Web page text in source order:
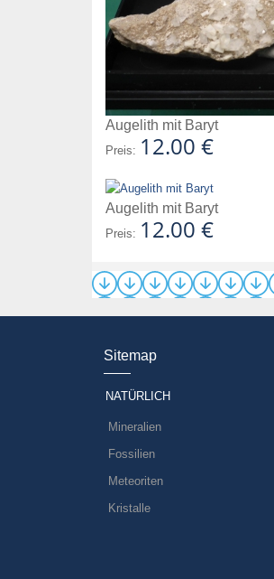
Augelith mit Baryt
Preis: 12.00 €
Augelith mit Baryt
Preis: 12.00 €
Sitemap
NATÜRLICH
Mineralien
Fossilien
Meteoriten
Kristalle